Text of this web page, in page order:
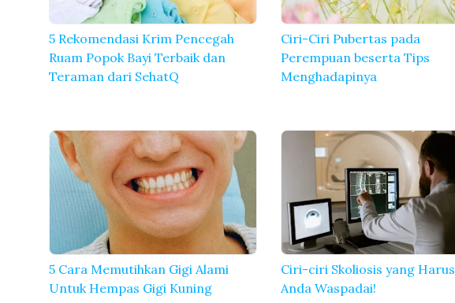
5 Rekomendasi Krim Pencegah
Ruam Popok Bayi Terbaik dan
Teraman dari SehatQ
Ciri-Ciri Pubertas pada
Perempuan beserta Tips
Menghadapinya
5 Cara Memutihkan Gigi Alami
Untuk Hempas Gigi Kuning
Ciri-ciri Skoliosis yang Harus
Anda Waspadai!